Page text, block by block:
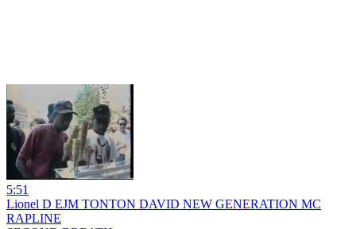
5:51
Lionel D EJM TONTON DAVID NEW GENERATION MC
RAPLINE